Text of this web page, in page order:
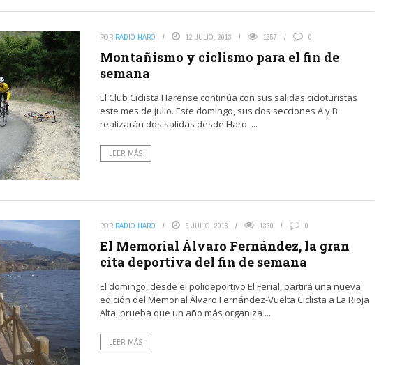
POR RADIO HARO 12 JULIO, 2013 1357 0
Montañismo y ciclismo para el fin de
semana
El Club Ciclista Harense continúa con sus salidas cicloturistas
este mes de julio. Este domingo, sus dos secciones A y B
realizarán dos salidas desde Haro. ...
LEER MÁS
POR RADIO HARO 5 JULIO, 2013 1330 0
El Memorial Álvaro Fernández, la gran
cita deportiva del fin de semana
El domingo, desde el polideportivo El Ferial, partirá una nueva
edición del Memorial Álvaro Fernández-Vuelta Ciclista a La Rioja
Alta, prueba que un año más organiza ...
LEER MÁS